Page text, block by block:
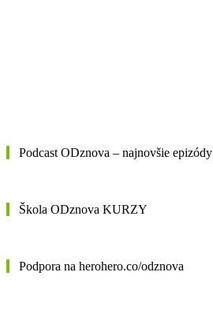
Podcast ODznova – najnovšie epizódy
Škola ODznova KURZY
Podpora na herohero.co/odznova